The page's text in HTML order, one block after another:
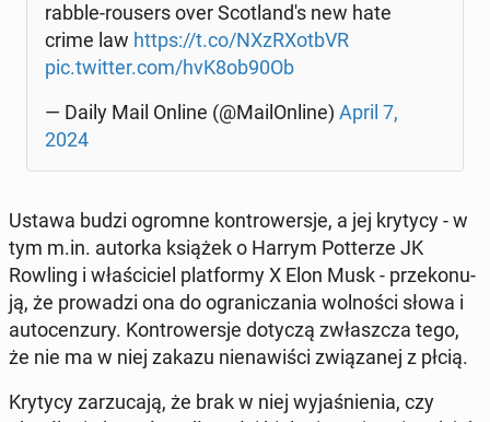
rabble-rousers over Sco­tlan­d's new hate
crime law https://t.co/NXzRXot­bVR
pic.twitter.com/hvK8ob90Ob
— Daily Mail Online (@Ma­ilOn­li­ne) April 7,
2024
Ustawa budzi ogromne kon­tro­wer­sje, a jej krytycy - w
tym m.in. autorka książek o Harrym Pot­te­rze JK
Rowling i wła­ści­ciel plat­for­my X Elon Musk - prze­ko­nu­
ją, że pro­wa­dzi ona do ogra­ni­cza­nia wol­no­ści słowa i
au­to­cen­zu­ry. Kon­tro­wer­sje dotyczą zwłasz­cza tego,
że nie ma w niej zakazu nie­na­wi­ści zwią­za­nej z płcią.
Krytycy za­rzu­ca­ją, że brak w niej wy­ja­śnie­nia, czy